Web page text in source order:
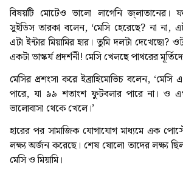
বিষয়টি মোটেও ভালো লাগেনি জ্লাতানের।
সুইডিস তারকা বলেন, ‘মেসি হেরেছে? না না,
এটা ইন্টার মিয়ামির হার। তুমি দলটা
একটা ভাস্কর্য প্রদর্শনী! মেসি খেলছে পাথরের
‎মেসির প্রশংসা করে ইব্রাহিমোভিচ বলেন,
পারে, যা ৯৯ শতাংশ ফুটবলার পারে না। ও
ভালোবাসা থেকে খেলে।’
হারের পর সামাজিক যোগাযোগ মাধ্যমে এক
লক্ষ্য অর্জন করেছে। শেষ ষোলো তাদের লক্ষ্য
মেসি ও মিয়ামি।